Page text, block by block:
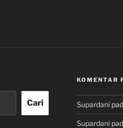
Cari
KOMENTAR
Supardani
Supardani